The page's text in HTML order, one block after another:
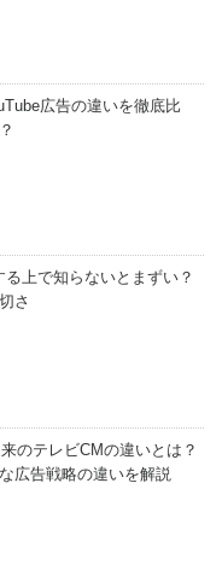
広告の違いを徹底比
上で知らないとまずい？
さ
のテレビCMの違いとは？
広告戦略の違いを解説